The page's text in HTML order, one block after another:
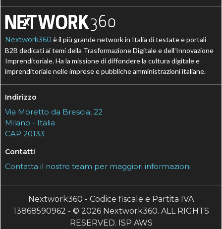
Nextwork360 è il più grande network in Italia di testate e portali
B2B dedicati ai temi della Trasformazione Digitale e dell’Innovazione
Imprenditoriale. Ha la missione di diffondere la cultura digitale e
imprenditoriale nelle imprese e pubbliche amministrazioni italiane.
Indirizzo
Via Moretto da Brescia, 22
Milano - Italia
CAP 20133
Contatti
Contatta il nostro team per maggiori informazioni
Nextwork360 - Codice fiscale e Partita IVA
13868590962 - © 2026 Nextwork360. ALL RIGHTS
RESERVED. ISP AWS